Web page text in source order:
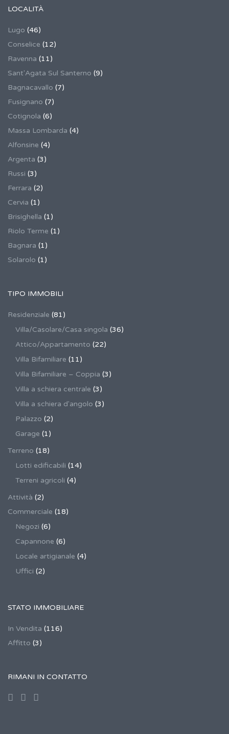
LOCALITÀ
Lugo (46)
Conselice (12)
Ravenna (11)
Sant'Agata Sul Santerno (9)
Bagnacavallo (7)
Fusignano (7)
Cotignola (6)
Massa Lombarda (4)
Alfonsine (4)
Argenta (3)
Russi (3)
Ferrara (2)
Cervia (1)
Brisighella (1)
Riolo Terme (1)
Bagnara (1)
Solarolo (1)
TIPO IMMOBILI
Residenziale (81)
Villa/Casolare/Casa singola (36)
Attico/Appartamento (22)
Villa Bifamiliare (11)
Villa Bifamiliare – Coppia (3)
Villa a schiera centrale (3)
Villa a schiera d'angolo (3)
Palazzo (2)
Garage (1)
Terreno (18)
Lotti edificabili (14)
Terreni agricoli (4)
Attività (2)
Commerciale (18)
Negozi (6)
Capannone (6)
Locale artigianale (4)
Uffici (2)
STATO IMMOBILIARE
In Vendita (116)
Affitto (3)
RIMANI IN CONTATTO